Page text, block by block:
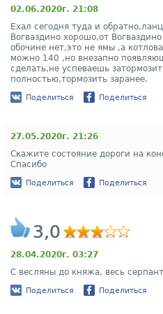
02.06.2020г. 21:08
Ехал сегодня туда и
Вогваздино хорошо,от
обочине нет,это не ямы ,а
можно 140 ,но внезапно
сделать,не успеваешь
полностью,тормозить заранее.
Поделиться Поделиться
27.05.2020г. 21:26
Скажите состояние дороги на
Спасибо
Поделиться Поделиться
3,0
28.04.2020г. 03:27
С весляны до княжа, весь
Поделиться Поделиться